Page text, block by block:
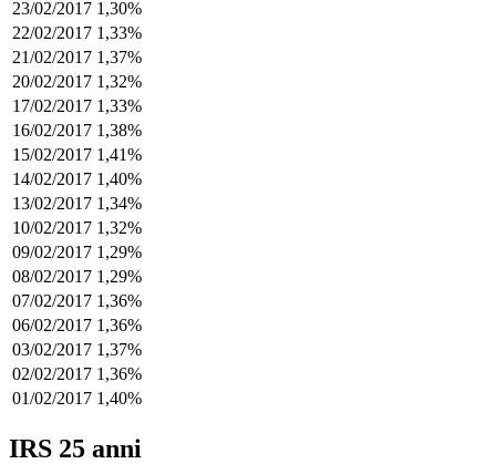
23/02/2017 1,30%
22/02/2017 1,33%
21/02/2017 1,37%
20/02/2017 1,32%
17/02/2017 1,33%
16/02/2017 1,38%
15/02/2017 1,41%
14/02/2017 1,40%
13/02/2017 1,34%
10/02/2017 1,32%
09/02/2017 1,29%
08/02/2017 1,29%
07/02/2017 1,36%
06/02/2017 1,36%
03/02/2017 1,37%
02/02/2017 1,36%
01/02/2017 1,40%
IRS 25 anni